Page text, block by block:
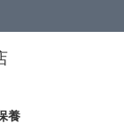
on orders over
養